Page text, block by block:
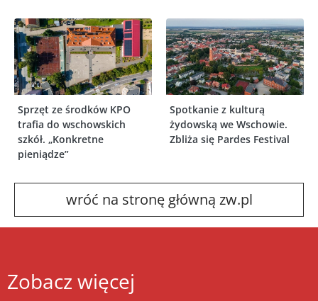
Sprzęt ze środków KPO
trafia do wschowskich
szkół. „Konkretne
pieniądze”
Spotkanie z kulturą
żydowską we Wschowie.
Zbliża się Pardes Festival
wróć na stronę główną zw.pl
Zobacz więcej